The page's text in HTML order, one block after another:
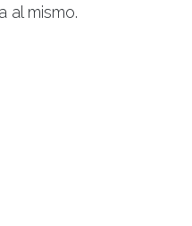
al mismo.